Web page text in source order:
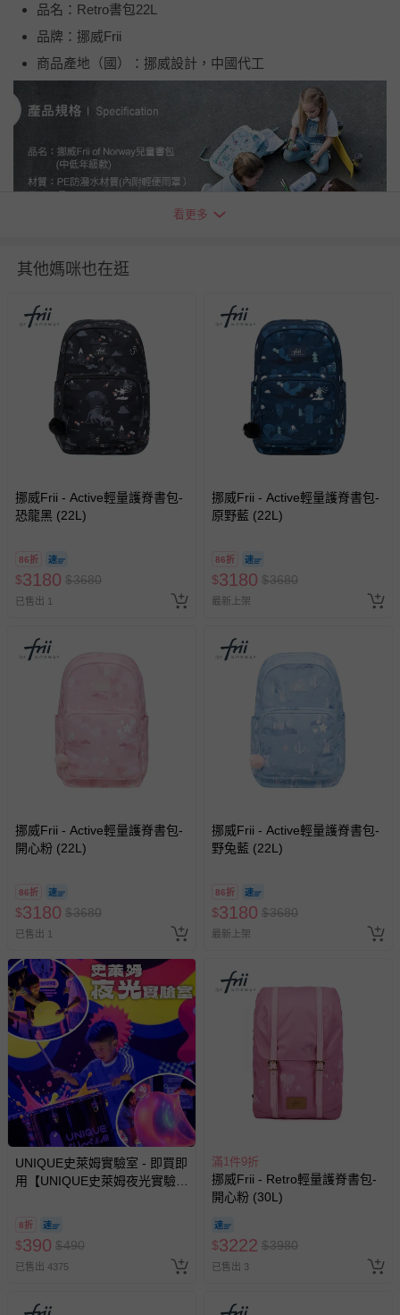
品名：Retro書包22L
品牌：挪威Frii
商品產地（國）：挪威設計，中國代工
貼心小提醒 ❤
本團商品在拍攝時力求忠實呈現，但因為氣候、光線亮度，以
及每台電腦、手機或平板螢幕亮度及解析度不同，與實際成品
還是會有些差異唷，請媽咪包容。
提醒媽咪七天猶豫期並非七天試用期喔 ~ 媽咪如欲退換貨，所
瓶、奶嘴 (包括但不限於枕頭、床墊)...等情況，恕不接受退貨服
務，謝謝媽咪們的體諒。
裝、配件贈品、原廠包裝及所有隨附文件或資料的完整性，切
勿缺漏任何配件或損毀原廠外盒。
退換貨須知
您所購買的商品享有7天的鑑賞期／猶豫期權益，但此期間
並非試用期，您所退回的商品必須是未經使用的全新狀態，
包含完整包裝、配件、說明文件及贈品等。
如需退換貨，請於收到商品7天（含例假日內提出），如為
瑕疵退換貨所產生的運費，將由媽咪愛負責處理，若非瑕疵
退貨，您可至『查詢訂單』>『已出貨』中查詢該筆訂單，
並點選『我要退貨』即可進行申請。若有相關退貨問題，請
留商品未達活動門檻，將以原價計算，活動贈品亦需一併退
回。
豫期範圍：
易於腐敗、保存期限較短或解約時即將逾期（例如生鮮
商品、食品等）。
客製化商品（例如客製生日書、姓名貼等）。
報紙、期刊或雜誌（惟書籍如經拆封、使用，則酌收整
新費用）。
經消費者拆封之影音商品或電腦軟體（例如 DVD、CD
等）。
非以有形媒介提供之數位內容或一經提供即為完成之線
上服務，經消費者事先同意始提供（例如線上課程、遊
-個人衛生用品（例如尿布、貼身衣物、泳裝、襪子、地
墊、寢具類等）。
看更多
其他媽咪也在逛
挪威Frii - Active輕量護脊書包-
恐龍黑 (22L)
86折
$3180 $3680
已售出 1
挪威Frii - Active輕量護脊書包-
原野藍 (22L)
86折
$3180 $3680
最新上架
挪威Frii - Active輕量護脊書包-
開心粉 (22L)
86折
$3180 $3680
已售出 1
挪威Frii - Active輕量護脊書包-
野兔藍 (22L)
86折
$3180 $3680
最新上架
UNIQUE史萊姆實驗室 - 即買即
用【UNIQUE史萊姆夜光實驗室
訂單編號兌換，逾期作廢) (大
人小孩均一價(3歲以上需購票))
8折
$390 $490
已售出 4375
滿1件9折
挪威Frii - Retro輕量護脊書包-
開心粉 (30L)
$3222 $3980
已售出 3